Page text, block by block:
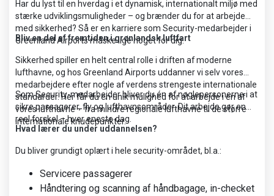
Har du lyst til en hverdag i et dynamisk, internationalt miljø med
stærke udviklingsmuligheder – og brænder du for at arbejde
med sikkerhed? Så er en karriere som Security-medarbejder i
Greenland Airports måske lige noget for dig.
Bliv en del af fremtiden i grønlandsk luftfart
Sikkerhed spiller en helt central rolle i driften af moderne
lufthavne, og hos Greenland Airports uddanner vi selv vores
medarbejdere efter nogle af verdens strengeste internationale
standarder. Her får du en unik mulighed for at arbejde i en af
vores lufthavne – fra mindre regionale lufthavne til de større
internationale knudepunkter.
Som Security-medarbejder bliver du én af nøglepersonerne i at
sikre passagerer, fly og lufthavnsområder. Dit arbejde gør en
reel forskel – hver eneste dag.
Hvad lærer du under uddannelsen?
Du bliver grundigt oplært i hele security-området, bl.a.:
Servicere passagerer
Håndtering og scanning af håndbagage, in-checket